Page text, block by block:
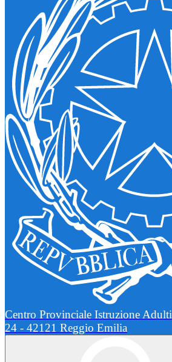
Centro Provinciale Istruzione Adulti
24 - 42121 Reggio Emilia